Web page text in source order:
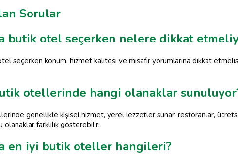
Sorular
butik otel seçerken nelere dikkat
seçerken konum, hizmet kalitesi ve misafir yorumlarına dikkat
otellerinde hangi olanaklar
genellikle kişisel hizmet, yerel lezzetler sunan restoranlar,
farklılık gösterebilir.
en iyi butik oteller hangileri?